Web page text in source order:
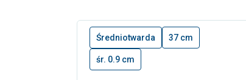
Średniotwarda 37 cm
śr. 0.9 cm